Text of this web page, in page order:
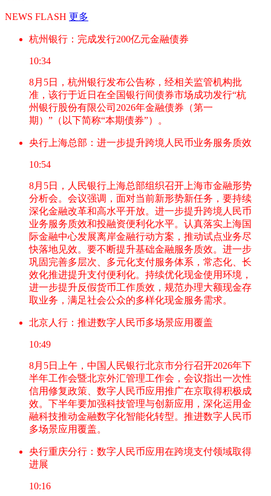
NEWS FLASH 更多
杭州银行：完成发行200亿元金融债券
10:34
8月5日，杭州银行发布公告称，经相关监管机构批
准，该行于近日在全国银行间债券市场成功发行“杭
州银行股份有限公司2026年金融债券（第一
期）”（以下简称“本期债券”）。
央行上海总部：进一步提升跨境人民币业务服务质效
10:54
8月5日，人民银行上海总部组织召开上海市金融形势
分析会。会议强调，面对当前新形势新任务，要持续
深化金融改革和高水平开放。进一步提升跨境人民币
业务服务质效和投融资便利化水平。认真落实上海国
际金融中心发展离岸金融行动方案，推动试点业务尽
快落地见效。要不断提升基础金融服务质效。进一步
巩固完善多层次、多元化支付服务体系，常态化、长
效化推进提升支付便利化。持续优化现金使用环境，
进一步提升反假货币工作质效，规范办理大额现金存
取业务，满足社会公众的多样化现金服务需求。
北京人行：推进数字人民币多场景应用覆盖
10:49
8月5日上午，中国人民银行北京市分行召开2026年下
半年工作会暨北京外汇管理工作会，会议指出一次性
信用修复政策、数字人民币应用推广在京取得积极成
效。下半年要加强科技管理与创新应用，深化运用金
融科技推动金融数字化智能化转型。推进数字人民币
多场景应用覆盖。
央行重庆分行：数字人民币应用在跨境支付领域取得
进展
10:16